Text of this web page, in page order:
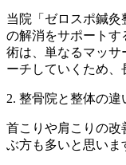
当院「ゼロスポ鍼灸
の解消をサポートす
術は、単なるマッサ
ーチしていくため、
2. 整骨院と整体の違
首こりや肩こりの改
ぶ方も多いと思いま